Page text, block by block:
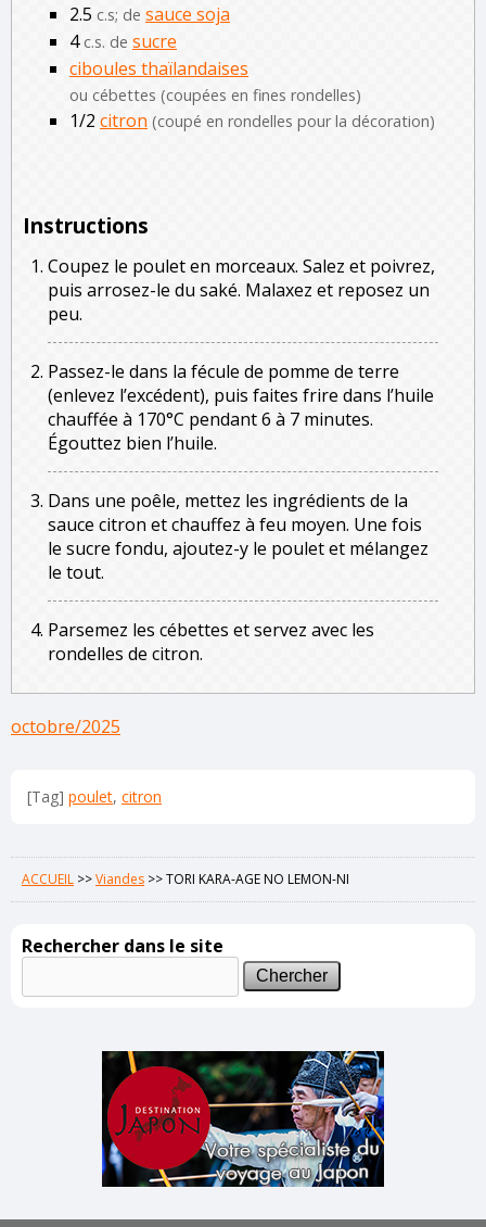
2.5 c.s; de sauce soja
4 c.s. de sucre
ciboules thaïlandaises
ou cébettes (coupées en fines rondelles)
1/2citron (coupé en rondelles pour la décoration)
Instructions
Coupez le poulet en morceaux. Salez et poivrez,
puis arrosez-le du saké. Malaxez et reposez un
peu.
Passez-le dans la fécule de pomme de terre
(enlevez l’excédent), puis faites frire dans l’huile
chauffée à 170°C pendant 6 à 7 minutes.
Égouttez bien l’huile.
Dans une poêle, mettez les ingrédients de la
sauce citron et chauffez à feu moyen. Une fois
le sucre fondu, ajoutez-y le poulet et mélangez
le tout.
Parsemez les cébettes et servez avec les
rondelles de citron.
octobre/2025
[Tag] poulet, citron
ACCUEIL >>Viandes >>TORI KARA-AGE NO LEMON-NI
Rechercher dans le site